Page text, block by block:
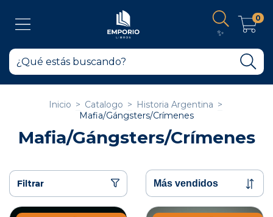
✨
0
Inicio > Catalogo > Historia Argentina >
Mafia/Gángsters/Crímenes
Mafia/Gángsters/Crímenes
Filtrar